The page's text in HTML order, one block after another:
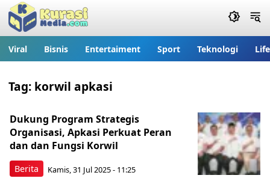
Viral Bisnis Entertaiment Sport Teknologi
Tag: korwil apkasi
Berita
Dukung Program Strategis
Organisasi, Apkasi Perkuat Peran
dan dan Fungsi Korwil
Kamis, 31 Jul 2025 - 11:25